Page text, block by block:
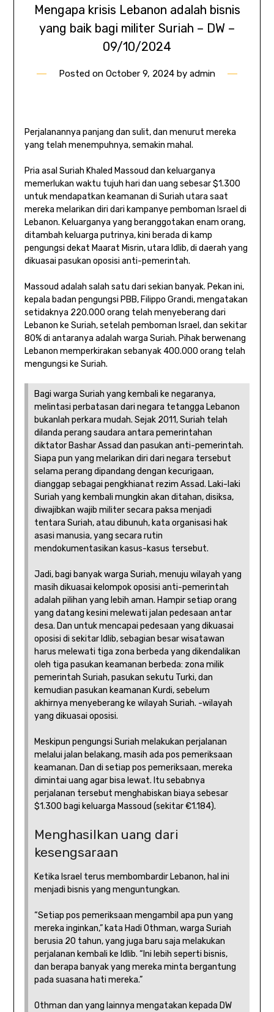
Mengapa krisis Lebanon adalah bisnis
yang baik bagi militer Suriah – DW –
09/10/2024
Posted on October 9, 2024 by admin
Perjalanannya panjang dan sulit, dan menurut mereka
yang telah menempuhnya, semakin mahal.
Pria asal Suriah Khaled Massoud dan keluarganya
memerlukan waktu tujuh hari dan uang sebesar $1.300
untuk mendapatkan keamanan di Suriah utara saat
mereka melarikan diri dari kampanye pemboman Israel di
Lebanon. Keluarganya yang beranggotakan enam orang,
ditambah keluarga putrinya, kini berada di kamp
pengungsi dekat Maarat Misrin, utara Idlib, di daerah yang
dikuasai pasukan oposisi anti-pemerintah.
Massoud adalah salah satu dari sekian banyak. Pekan ini,
kepala badan pengungsi PBB, Filippo Grandi, mengatakan
setidaknya 220.000 orang telah menyeberang dari
Lebanon ke Suriah, setelah pemboman Israel, dan sekitar
80% di antaranya adalah warga Suriah. Pihak berwenang
Lebanon memperkirakan sebanyak 400.000 orang telah
mengungsi ke Suriah.
Bagi warga Suriah yang kembali ke negaranya,
melintasi perbatasan dari negara tetangga Lebanon
bukanlah perkara mudah. Sejak 2011, Suriah telah
dilanda perang saudara antara pemerintahan
diktator Bashar Assad dan pasukan anti-pemerintah.
Siapa pun yang melarikan diri dari negara tersebut
selama perang dipandang dengan kecurigaan,
dianggap sebagai pengkhianat rezim Assad. Laki-laki
Suriah yang kembali mungkin akan ditahan, disiksa,
diwajibkan wajib militer secara paksa menjadi
tentara Suriah, atau dibunuh, kata organisasi hak
asasi manusia, yang secara rutin
mendokumentasikan kasus-kasus tersebut.
Jadi, bagi banyak warga Suriah, menuju wilayah yang
masih dikuasai kelompok oposisi anti-pemerintah
adalah pilihan yang lebih aman. Hampir setiap orang
yang datang kesini melewati jalan pedesaan antar
desa. Dan untuk mencapai pedesaan yang dikuasai
oposisi di sekitar Idlib, sebagian besar wisatawan
harus melewati tiga zona berbeda yang dikendalikan
oleh tiga pasukan keamanan berbeda: zona milik
pemerintah Suriah, pasukan sekutu Turki, dan
kemudian pasukan keamanan Kurdi, sebelum
akhirnya menyeberang ke wilayah Suriah. -wilayah
yang dikuasai oposisi.
Meskipun pengungsi Suriah melakukan perjalanan
melalui jalan belakang, masih ada pos pemeriksaan
keamanan. Dan di setiap pos pemeriksaan, mereka
dimintai uang agar bisa lewat. Itu sebabnya
perjalanan tersebut menghabiskan biaya sebesar
$1.300 bagi keluarga Massoud (sekitar €1.184).
Menghasilkan uang dari
kesengsaraan
Ketika Israel terus membombardir Lebanon, hal ini
menjadi bisnis yang menguntungkan.
“Setiap pos pemeriksaan mengambil apa pun yang
mereka inginkan,” kata Hadi Othman, warga Suriah
berusia 20 tahun, yang juga baru saja melakukan
perjalanan kembali ke Idlib. “Ini lebih seperti bisnis,
dan berapa banyak yang mereka minta bergantung
pada suasana hati mereka.”
Othman dan yang lainnya mengatakan kepada DW